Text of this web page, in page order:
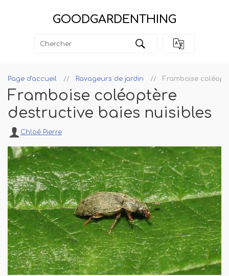
GOODGARDENTHING
Page d'accueil Ravageurs de jardin Framboise
Framboise coléoptère
destructive baies nuisibles
Chloé Pierre